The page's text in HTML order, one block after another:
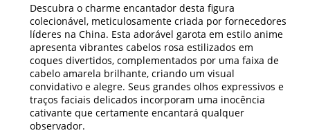
Descubra o charme encantador desta figura
colecionável, meticulosamente criada por fornecedores
líderes na China. Esta adorável garota em estilo anime
apresenta vibrantes cabelos rosa estilizados em
coques divertidos, complementados por uma faixa de
cabelo amarela brilhante, criando um visual
convidativo e alegre. Seus grandes olhos expressivos e
traços faciais delicados incorporam uma inocência
cativante que certamente encantará qualquer
observador.